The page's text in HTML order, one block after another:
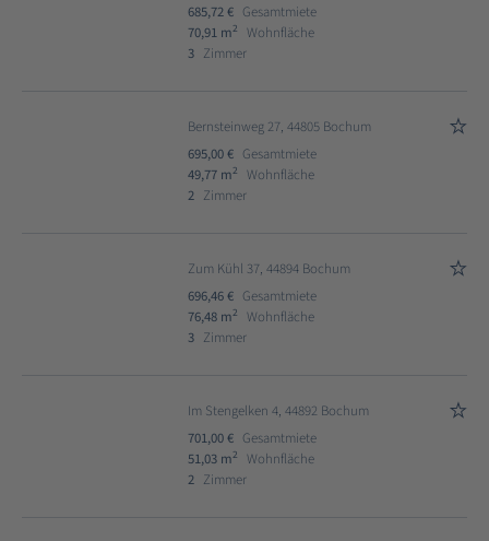
685,72 € Gesamtmiete
70,91 m2
Wohnfläche
3 Zimmer
Bernsteinweg 27, 44805 Bochum
695,00 € Gesamtmiete
49,77 m2
Wohnfläche
2 Zimmer
Zum Kühl 37, 44894 Bochum
696,46 € Gesamtmiete
76,48 m2
Wohnfläche
3 Zimmer
Im Stengelken 4, 44892 Bochum
701,00 € Gesamtmiete
51,03 m2
Wohnfläche
2 Zimmer